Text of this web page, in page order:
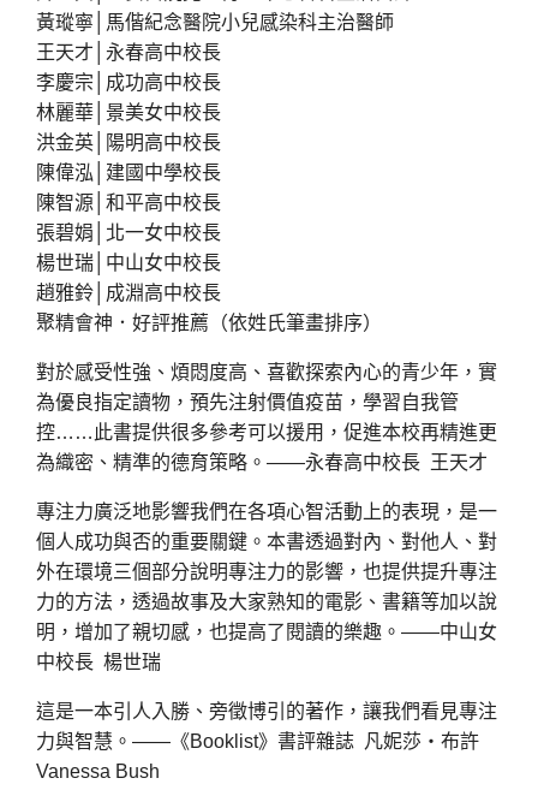
黃瑽寧│馬偕紀念醫院小兒感染科主治醫師
王天才│永春高中校長
李慶宗│成功高中校長
林麗華│景美女中校長
洪金英│陽明高中校長
陳偉泓│建國中學校長
陳智源│和平高中校長
張碧娟│北一女中校長
楊世瑞│中山女中校長
趙雅鈴│成淵高中校長
聚精會神．好評推薦（依姓氏筆畫排序）
對於感受性強、煩悶度高、喜歡探索內心的青少年，實
為優良指定讀物，預先注射價值疫苗，學習自我管
控……此書提供很多參考可以援用，促進本校再精進更
為織密、精準的德育策略。——永春高中校長 王天才
專注力廣泛地影響我們在各項心智活動上的表現，是一
個人成功與否的重要關鍵。本書透過對內、對他人、對
外在環境三個部分說明專注力的影響，也提供提升專注
力的方法，透過故事及大家熟知的電影、書籍等加以說
明，增加了親切感，也提高了閱讀的樂趣。——中山女
中校長 楊世瑞
這是一本引人入勝、旁徵博引的著作，讓我們看見專注
力與智慧。——《Booklist》書評雜誌 凡妮莎・布許
Vanessa Bush